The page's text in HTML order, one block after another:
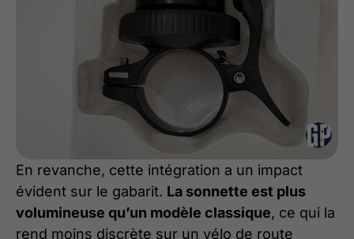
En revanche, cette intégration a un impact
évident sur le gabarit. La sonnette est plus
volumineuse qu’un modèle classique, ce qui la
rend moins discrète sur un vélo de route